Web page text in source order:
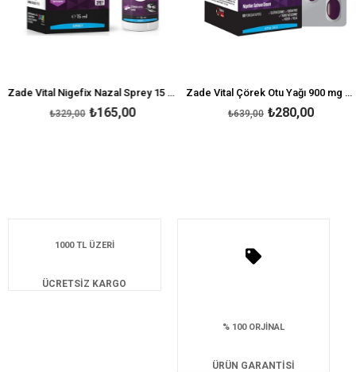
Zade Vital Nigefix Nazal Sprey 15 ml
₺165,00
₺329,00
Zade Vital Çörek Otu Yağı 900 mg 60 Blister Kapsül
₺280,00
₺639,00
1000 TL ÜZERİ
ÜCRETSİZ KARGO
% 100 ORJİNAL
ÜRÜN GARANTİSİ